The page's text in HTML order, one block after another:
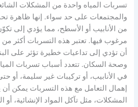
تسربات المياه واحدة من المشكلات
والمجتمعات على حد سواء. إنها ظاهرة
من الأنابيب أو الأسطح، مما يؤدي إلى
مرغوب فيها. تعتبر هذه التسربات أكثر
أن تؤدي إلى تداعيات خطيرة تؤثر على
وصحة السكان. تتعدد أسباب تسربات
في الأنابيب، أو تركيبات غير سليمة، أو
إهمال التعامل مع هذه التسربات يمكن أن
المشكلات، مثل تآكل المواد الإنشائية،